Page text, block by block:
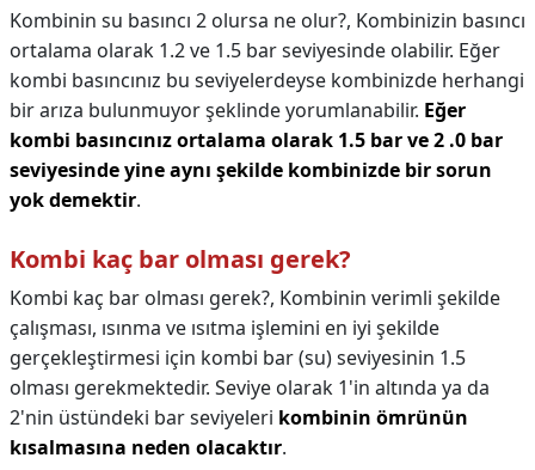
Kombinin su basıncı 2 olursa ne olur?, Kombinizin basıncı
ortalama olarak 1.2 ve 1.5 bar seviyesinde olabilir. Eğer
kombi basıncınız bu seviyelerdeyse kombinizde herhangi
bir arıza bulunmuyor şeklinde yorumlanabilir. Eğer
kombi basıncınız ortalama olarak 1.5 bar ve 2 .0 bar
seviyesinde yine aynı şekilde kombinizde bir sorun
yok demektir.
Kombi kaç bar olması gerek?
Kombi kaç bar olması gerek?, Kombinin verimli şekilde
çalışması, ısınma ve ısıtma işlemini en iyi şekilde
gerçekleştirmesi için kombi bar (su) seviyesinin 1.5
olması gerekmektedir. Seviye olarak 1'in altında ya da
2'nin üstündeki bar seviyeleri kombinin ömrünün
kısalmasına neden olacaktır.